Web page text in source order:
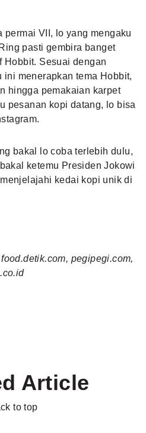
permai VII, lo yang mengaku
pasti gembira banget
Hobbit. Sesuai dengan
ini menerapkan tema Hobbit,
hingga pemakaian karpet
pesanan kopi datang, lo bisa
bakal lo coba terlebih dulu,
ketemu Presiden Jokowi
kedai kopi unik di
pegipegi.com,
Article
to top